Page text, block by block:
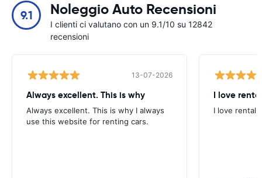
9.1 Noleggio Auto Recensioni
I clienti ci valutano con un 9.1/10 su 12842
recensioni
13-07-2026
Always excellent. This is why
Always excellent. This is why I always
use this website for renting cars.
I love
I love rental